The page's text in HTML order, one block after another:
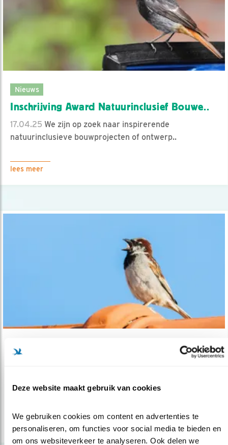
Deze website maakt gebruik van cookies
We gebruiken cookies om content en advertenties te
personaliseren, om functies voor social media te bieden en
om ons websiteverkeer te analyseren. Ook delen we
Nieuws
Inschrijving Award Natuurinclusief Bouwe..
17.04.25 We zijn op zoek naar inspirerende
natuurinclusieve bouwprojecten of ontwerp..
lees meer
Nieuws
lees meer